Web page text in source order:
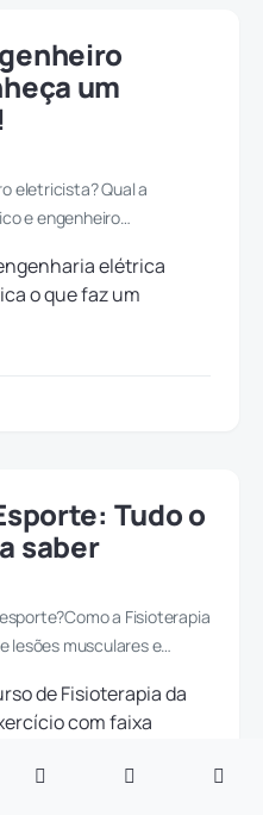
um
eletricista? Qual a
e engenheiro…
Tudo o
saber
a Fisioterapia
lesões musculares e…